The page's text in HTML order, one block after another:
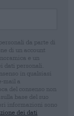
da parte di
di un account
e un
dati personali.
in qualsiasi
mail a
del consenso non
base del suo
informazioni sono
dei dati